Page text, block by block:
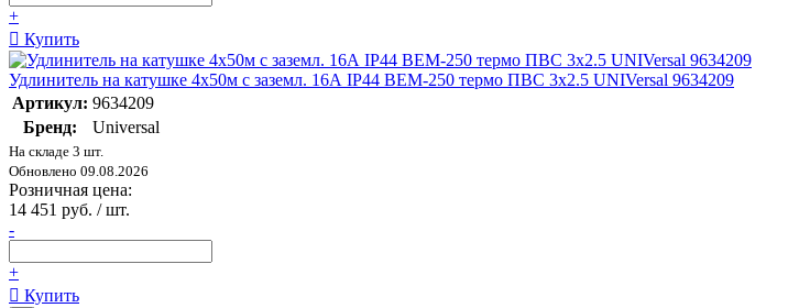
+
Купить
Удлинитель на катушке 4х50м с заземл. 16А IP44 ВЕМ-250 термо ПВС 3х2.5 UNIVersal 9634209
Артикул: 9634209
Бренд:
Universal
На складе 3 шт.
Обновлено 09.08.2026
Розничная цена:
14 451 руб. / шт.
-
+
Купить